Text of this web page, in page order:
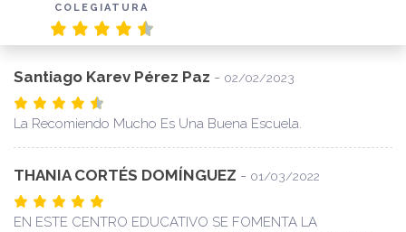
COLEGIATURA
Santiago Karev Pérez Paz - 02/02/2023
La Recomiendo Mucho Es Una Buena Escuela.
THANIA CORTÉS DOMÍNGUEZ - 01/03/2022
EN ESTE CENTRO EDUCATIVO SE FOMENTA LA